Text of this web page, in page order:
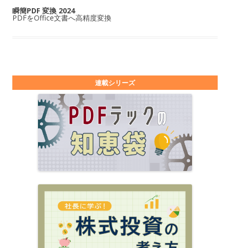
瞬簡PDF 変換 2024
PDFをOffice文書へ高精度変換
連載シリーズ